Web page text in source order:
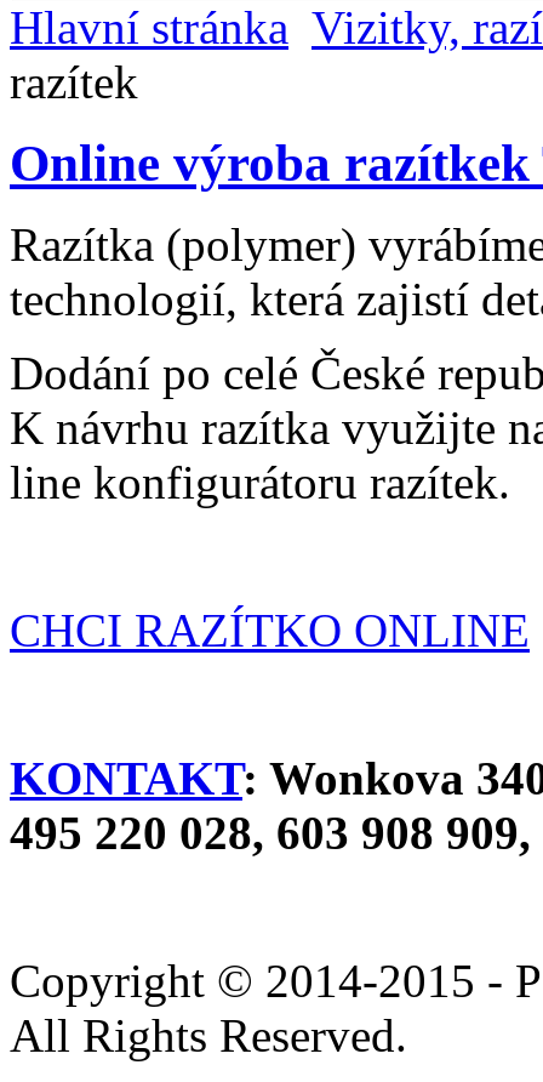
Hlavní stránka Vizitky,
razítek
Online výroba
Razítka (polymer)
technologií, která zajistí
Dodání po celé České
K návrhu razítka využijte
line konfigurátoru razítek.
CHCI RAZÍTKO ONLINE
KONTAKT: Wonkova
495 220 028, 603 908
Copyright © 2014-2015 -
All Rights Reserved.